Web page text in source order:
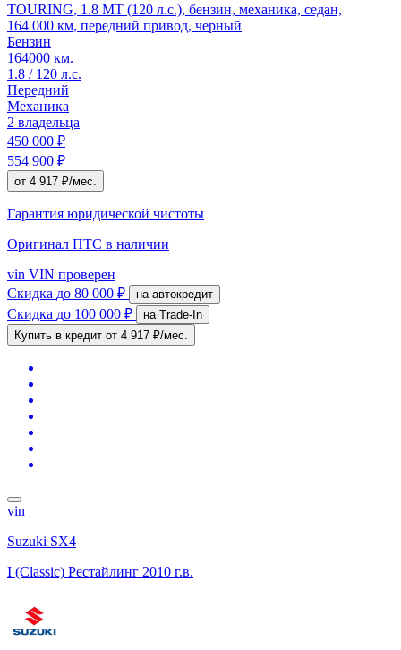
TOURING, 1.8 MT (120 л.с.), бензин, механика, седан,
164 000 км, передний привод, черный
Бензин
164000 км.
1.8 / 120 л.с.
Передний
Механика
2 владельца
450 000 ₽
554 900 ₽
от 4 917 ₽/мес.
Гарантия юридической чистоты
Оригинал ПТС в наличии
vin VIN проверен
Скидка до 80 000 ₽ на автокредит
Скидка до 100 000 ₽
на Trade-In
Купить в кредит от 4 917 ₽/мес.
vin
Suzuki SX4
I (Classic) Рестайлинг 2010 г.в.